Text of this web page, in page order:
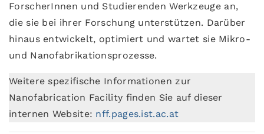
ForscherInnen und Studierenden Werkzeuge an,
die sie bei ihrer Forschung unterstützen. Darüber
hinaus entwickelt, optimiert und wartet sie Mikro-
und Nanofabrikationsprozesse.
Weitere spezifische Informationen zur
Nanofabrication Facility finden Sie auf dieser
internen Website: nff.pages.ist.ac.at